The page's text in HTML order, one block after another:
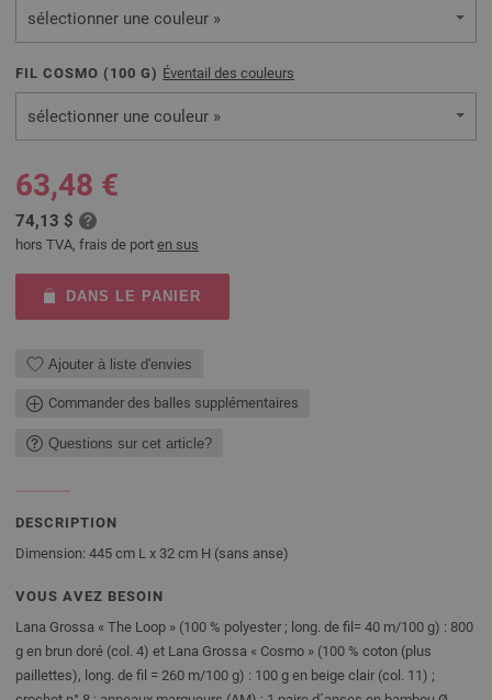
sélectionner une couleur »
FIL COSMO ( 100 G) Éventail des couleurs
sélectionner une couleur »
63,48 €
74,13 $
hors TVA, frais de port en sus
DANS LE PANIER
Ajouter à liste d'envies
Commander des balles supplémentaires
Questions sur cet article?
DESCRIPTION
Dimension: 445 cm L x 32 cm H (sans anse)
VOUS AVEZ BESOIN
Lana Grossa « The Loop » (100 % polyester ; long. de fil= 40 m/100 g) : 800
g en brun doré (col. 4) et Lana Grossa « Cosmo » (100 % coton (plus
paillettes), long. de fil = 260 m/100 g) : 100 g en beige clair (col. 11) ;